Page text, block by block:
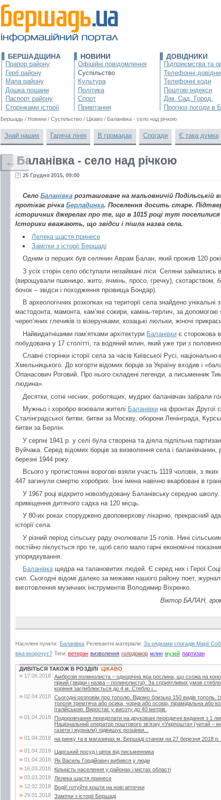
БЕРШАДЩИНА
Прапор району
Герб району
Мапа району
Дошка пошани
Паспорт району
Сторінками історії
НОВИНИ
Офіційні повідомлення
Суспільство
Культура
Політика
Спорт
Привітання
ДОВІДНИКИ
Підприємства та
Телефонні
Телефонні коди
Поштові індекси
Дім. Сад. Город.
Прогноз погоди в
Бершадь / Новини / Суспільство / Цікаво / Баланівка - село над річкою
Знай наших Гаряча лінія В громадах Спогади Є така думка
Баланівка - село над річкою
25 Грудня 2015, 09:00
Село Баланівка розташоване на мальовничій Подільській
протікає річка Берладинка. Поселення досить старе.
історичних джерелах про те, що в 1015 році тут
Історики вважають, що звідси і пішла назва села.
Лелека щастя принесе
Замітки з історії Бершаді
Одним із перших був селянин Аврам Балан, який прожив 120
З усіх сторін село обступали незаймані ліси. Селяни
(вирощували пшеницю, жито, ячмінь, просо, гречку), скотарством,
бочок – звідси і походження прізвища Бондар).
В археологічних розкопках на території села знайдено унікальні
мастодонта, мамонта, кам’яні сокири, камінь-терлич, за
череп’яних глечиків із візерунками, козацькі люльки, жіночі
Найвидатнішими пам’ятками архітектури Баланівки є сторожова
побудована у 17 столітті, та водяний млин, який уже три з
Славні сторінки історії села за часів Київської Русі,
Хмельницького. До когорти відомих борців за Україну входив і
Опанасович Роговий. Про нього складені легенди, а письменник
людина».
Десятки, сотні чесних, роботящих, мудрих баланівчан забрали
Мужньо і хоробро воювали жителі Баланівки на фронтах Другої
Сталінградської битви, битви за Москву, оборони Ленінграда,
битви за Берлін.
У серпні 1941 р. у селі була створена та діяла підпільна
Вуйчака. Серед відомих борців за визволення села і баланівчанин,
березні 1944 року.
Всього у протистоянні ворогові взяли участь 1119 чоловік, з
447 загинули смертю хоробрих. Їхні імена навічно вкарбовані в
У 1967 році відкрито новозбудовану Баланівську середню
приміщення дитячого садка на 120 місць.
У 80-их роках споруджено двоповерхову лікарню, прекрасний
історії села.
У різний період сільську раду очолювали 15 голів. Нині
постійно піклується про те, щоб село мало гарні економічні
упорядкування.
Баланівкащедра на талановитих людей. Є серед них і Герої
сил. Сьогодні відомі далеко за межами нашого району поет,
виготовлення музичних інструментів Володимир Віхренко.
Віктор БАЛАН,
Населені пункти: Баланівка Релевантні матеріали: За рядками спогадів Марії
віка вкорочує? Теги: ветеран визволення голодомор млин музей партизан
←
ДИВІТЬСЯ ТАКОЖ В РОЗДІЛІ ЦІКАВО
» 17.06.2018 Амброзія полинолиста – однорічна яра рослина, що схожа на
гіркий (звідки і назва – полинолиста). За сприятливих умов
коріння заглиблюється до 4 м. Стебло і...
» 02.04.2018 Сьогодні розповім про тополю. Відомо близько 150 видів тополь.
тополя тремтяча або осика, чорна або осокір, пірамідальна
італійською. Виростає у висоту до 40 метрів.
» 01.04.2018
Подорожчання передплати на друковані періодичні видання з 1
Національний оператор поштового зв’язку «Укрпошта» (читай –
газети і журнали) підвищує розцінки...
» 01.04.2018 на ринку та в магазинах м. Бершаді станом на 27 березня 2018 р.
» 01.04.2018 Царський посуд і ціпок від письменника
» 01.04.2018 Як Василь Гордійович вибився у люди
» 16.03.2018 Кількість населення у районах і містах області
» 03.03.2018 Лелека щастя принесе
» 12.02.2018 Водії! готуйте кошти на нові аптечки
» 29.01.2018 Замітки з історії Бершаді